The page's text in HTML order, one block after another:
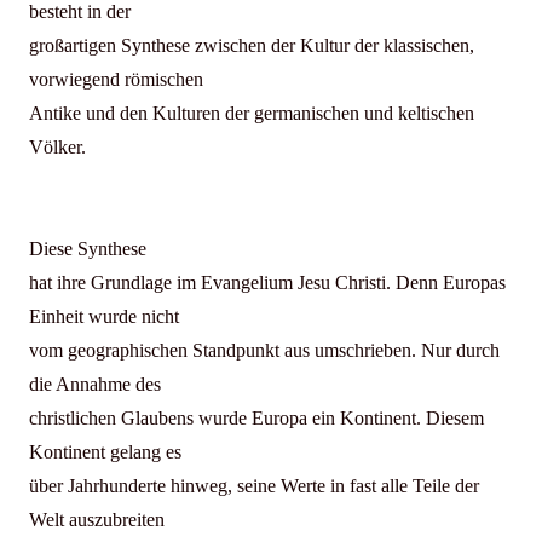
besteht in der
großartigen Synthese zwischen der Kultur der klassischen,
vorwiegend römischen
Antike und den Kulturen der germanischen und keltischen
Völker.
Diese Synthese
hat ihre Grundlage im Evangelium Jesu Christi. Denn Europas
Einheit wurde nicht
vom geographischen Standpunkt aus umschrieben. Nur durch
die Annahme des
christlichen Glaubens wurde Europa ein Kontinent. Diesem
Kontinent gelang es
über Jahrhunderte hinweg, seine Werte in fast alle Teile der
Welt auszubreiten